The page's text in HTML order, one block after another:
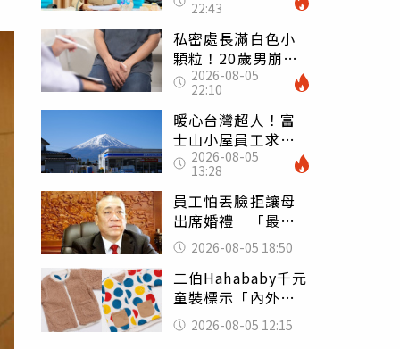
怒嗆：化妝有錯嗎
22:43
私密處長滿白色小
顆粒！20歲男崩潰
求診 醫曝5大真相
別再誤會
2026-08-05
22:10
暖心台灣超人！富
士山小屋員工求助
「想活下去」 山
友狂背物資上山：
台灣真的是寶島
2026-08-05
13:28
員工怕丟臉拒讓母
出席婚禮 「最愛
發錢老闆」震怒開
除：我看不起你
2026-08-05 18:50
二伯Hahababy千元
童裝標示「內外層
皆純棉」 SGS檢
測證明：內裡100%
2026-08-05 12:15